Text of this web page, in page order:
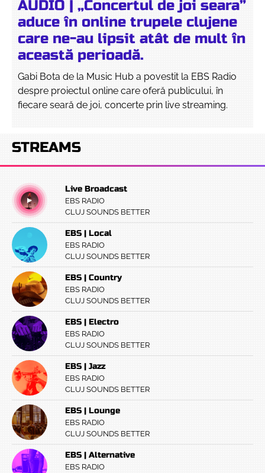
AUDIO | „Concertul de joi seara”
aduce în online trupele clujene
care ne-au lipsit atât de mult în
această perioadă.
Gabi Bota de la Music Hub a povestit la EBS Radio
despre proiectul online care oferă publicului, în
fiecare seară de joi, concerte prin live streaming.
STREAMS
Live Broadcast
EBS RADIO
CLUJ SOUNDS BETTER
EBS | Local
EBS RADIO
CLUJ SOUNDS BETTER
EBS | Country
EBS RADIO
CLUJ SOUNDS BETTER
EBS | Electro
EBS RADIO
CLUJ SOUNDS BETTER
EBS | Jazz
EBS RADIO
CLUJ SOUNDS BETTER
EBS | Lounge
EBS RADIO
CLUJ SOUNDS BETTER
EBS | Alternative
EBS RADIO